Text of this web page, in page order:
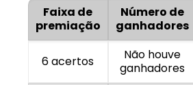
Faixa de
premiação
Número de
ganhadores
6 acertos
Não houve
ganhadores